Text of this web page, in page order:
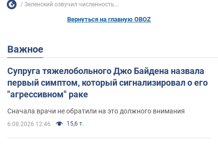
Зеленский озвучил численность...
Вернуться на главную OBOZ
Важное
Супруга тяжелобольного Джо Байдена назвала
первый симптом, который сигнализировал о его
"агрессивном" раке
Сначала врачи не обратили на это должного внимания
6.08.2026 12:46 15,6 т.